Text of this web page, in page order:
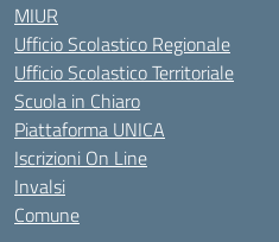
MIUR
Ufficio Scolastico Regionale
Ufficio Scolastico Territoriale
Scuola in Chiaro
Piattaforma UNICA
Iscrizioni On Line
Invalsi
Comune